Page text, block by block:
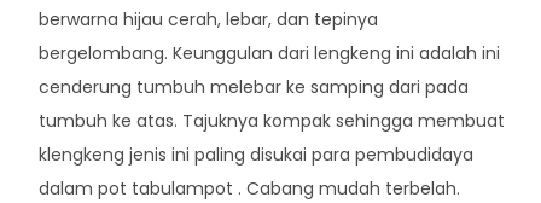
berwarna hijau cerah, lebar, dan tepinya
bergelombang. Keunggulan dari lengkeng ini adalah ini
cenderung tumbuh melebar ke samping dari pada
tumbuh ke atas. Tajuknya kompak sehingga membuat
klengkeng jenis ini paling disukai para pembudidaya
dalam pot tabulampot . Cabang mudah terbelah.